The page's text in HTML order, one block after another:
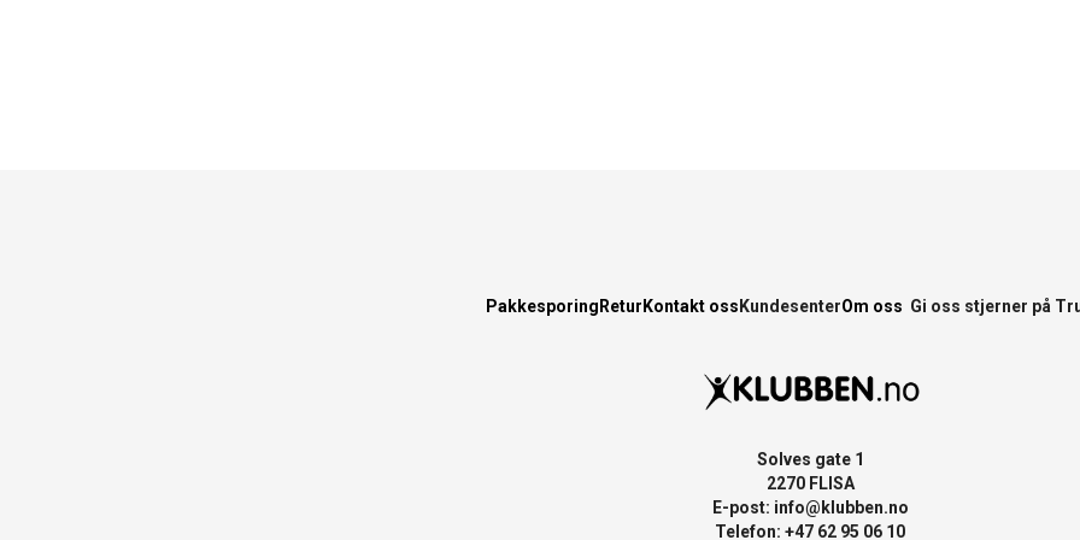
Pakkesporing Retur Kontakt oss KundesenterOm oss Gi oss stjerner på
Solves gate 1
2270 FLISA
E-post: info@klubben.no
Telefon: +47 62 95 06 10